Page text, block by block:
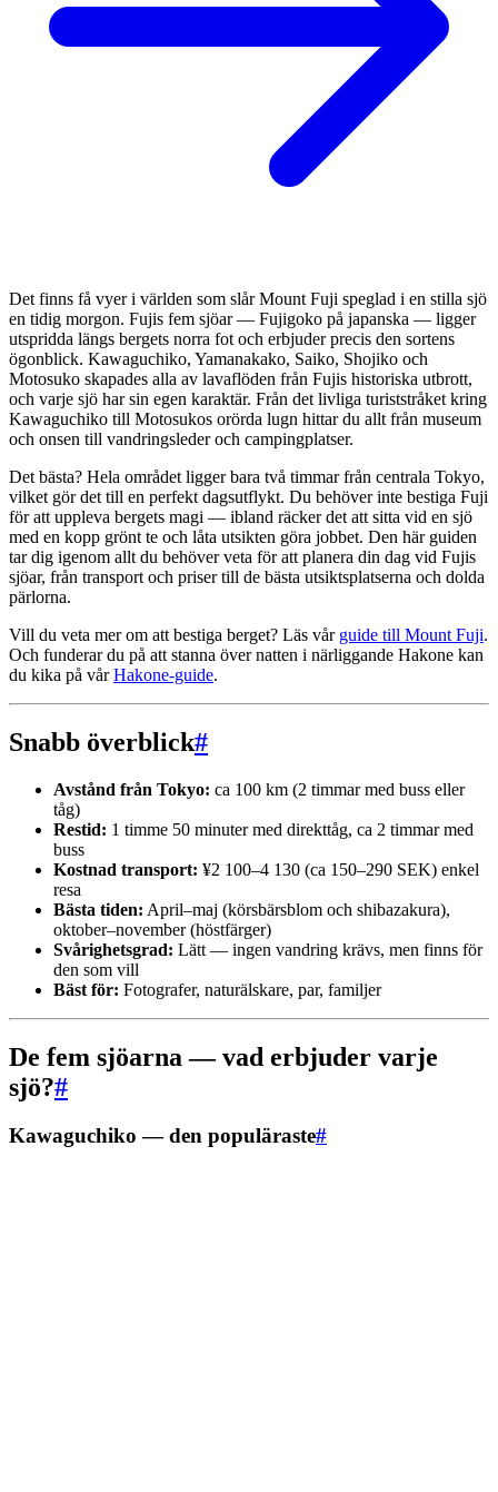
Det finns få vyer i världen som slår Mount Fuji speglad i en stilla sjö
en tidig morgon. Fujis fem sjöar — Fujigoko på japanska — ligger
utspridda längs bergets norra fot och erbjuder precis den sortens
ögonblick. Kawaguchiko, Yamanakako, Saiko, Shojiko och
Motosuko skapades alla av lavaflöden från Fujis historiska utbrott,
och varje sjö har sin egen karaktär. Från det livliga turiststråket kring
Kawaguchiko till Motosukos orörda lugn hittar du allt från museum
och onsen till vandringsleder och campingplatser.
Det bästa? Hela området ligger bara två timmar från centrala Tokyo,
vilket gör det till en perfekt dagsutflykt. Du behöver inte bestiga Fuji
för att uppleva bergets magi — ibland räcker det att sitta vid en sjö
med en kopp grönt te och låta utsikten göra jobbet. Den här guiden
tar dig igenom allt du behöver veta för att planera din dag vid Fujis
sjöar, från transport och priser till de bästa utsiktsplatserna och dolda
pärlorna.
Vill du veta mer om att bestiga berget? Läs vår guide till Mount Fuji.
Och funderar du på att stanna över natten i närliggande Hakone kan
du kika på vårHakone-guide.
Snabb överblick#
Avstånd från Tokyo: ca 100 km (2 timmar med buss eller
tåg)
Restid: 1 timme 50 minuter med direkttåg, ca 2 timmar med
buss
Kostnad transport: ¥2 100–4 130 (ca 150–290 SEK) enkel
resa
Bästa tiden: April–maj (körsbärsblom och shibazakura),
oktober–november (höstfärger)
Svårighetsgrad: Lätt — ingen vandring krävs, men finns för
den som vill
Bäst för: Fotografer, naturälskare, par, familjer
De fem sjöarna — vad erbjuder varje
sjö?#
Kawaguchiko — den populäraste#